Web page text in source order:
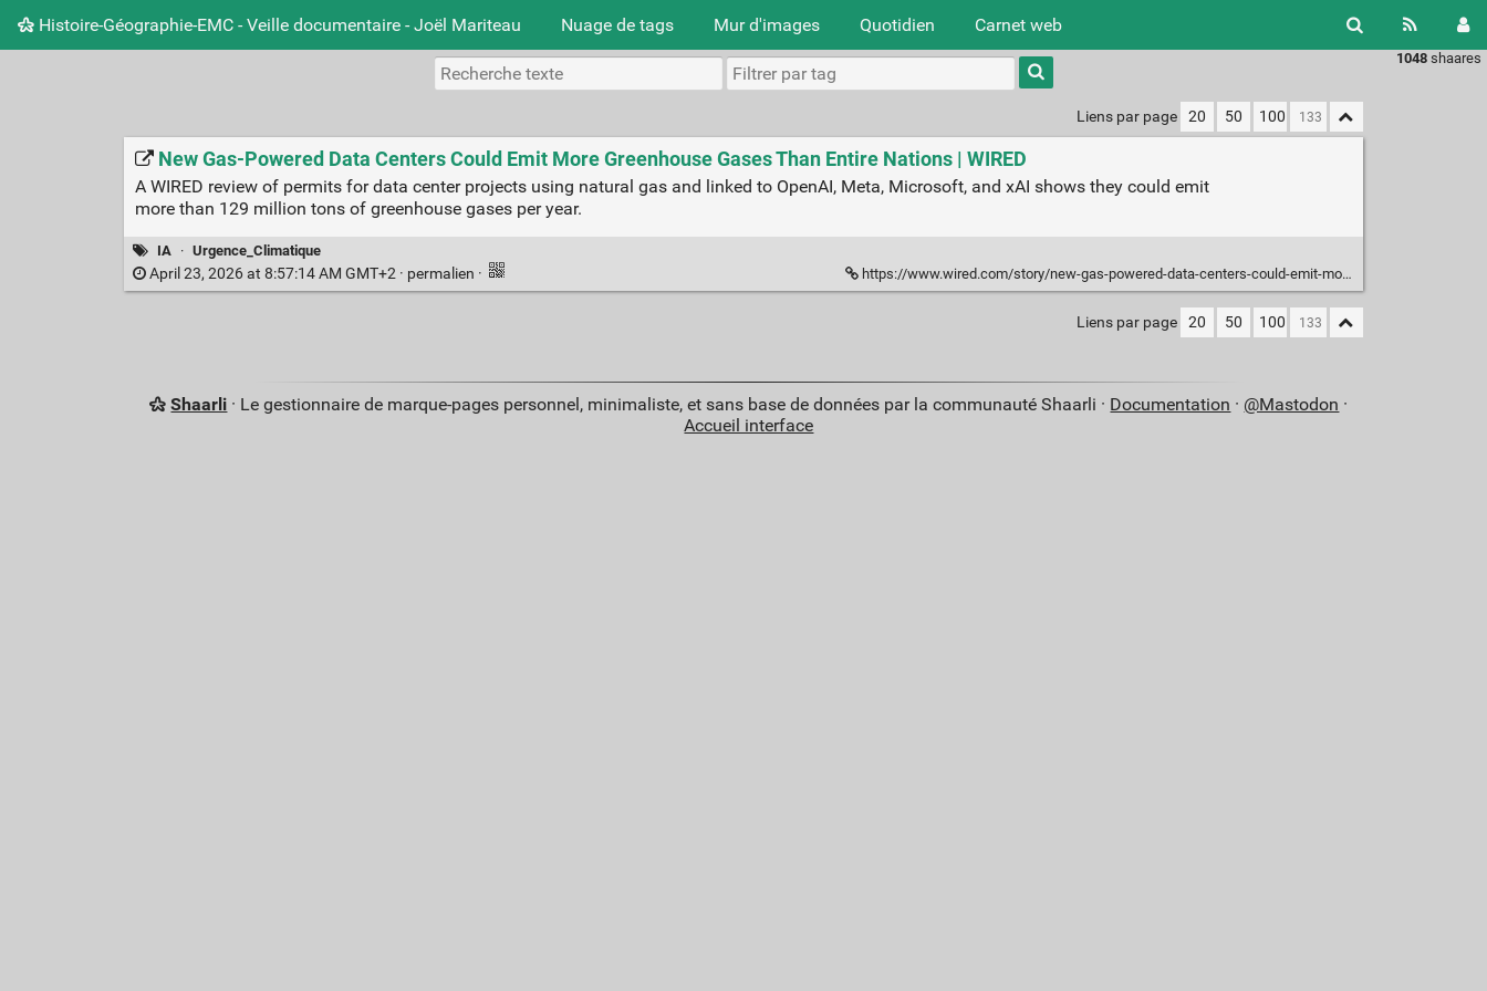
Histoire-Géographie-EMC - Veille documentaire - Joël Mariteau Nuage de tags Mur d'images Quotidien Carnet web
1048 shaares
Type 1 or
more
charactersLiens par page 20 50 100
New Gas-Powered Data Centers Could Emit More Greenhouse Gases Than Entire Nations | WIRED
A WIRED review of permits for data center projects using natural gas and linked to OpenAI, Meta, Microsoft, and xAI shows they could emit
more than 129 million tons of greenhouse gases per year.
IA · Urgence_Climatique
April 23, 2026 at 8:57:14 AM GMT+2 · permalien · https://www.wired.com/story/new-gas-powered-data-centers-could-emit-more-greenhouse-gases-than-entire-nations/
Liens par page 20 50 100
Shaarli · Le gestionnaire de marque-pages personnel, minimaliste, et sans base de données par la communauté Shaarli · Documentation · @Mastodon ·
Accueil interface